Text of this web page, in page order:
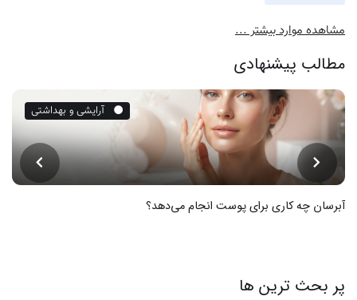
مشاهده موارد بیشتر ...
مطالب پیشنهادی
آرایشی و بهداشتی
آبرسان چه کاری برای پوست انجام می‌دهد؟
پر بحث ترین ها